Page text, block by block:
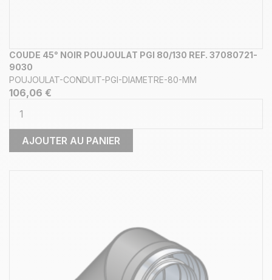
COUDE 45° NOIR POUJOULAT PGI 80/130 REF. 37080721-
9030
POUJOULAT-CONDUIT-PGI-DIAMETRE-80-MM
106,06 €
AJOUTER AU PANIER